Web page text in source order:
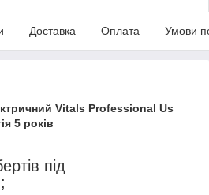
Доставка Оплата Умови
Vitals Professional Us
5 років
під